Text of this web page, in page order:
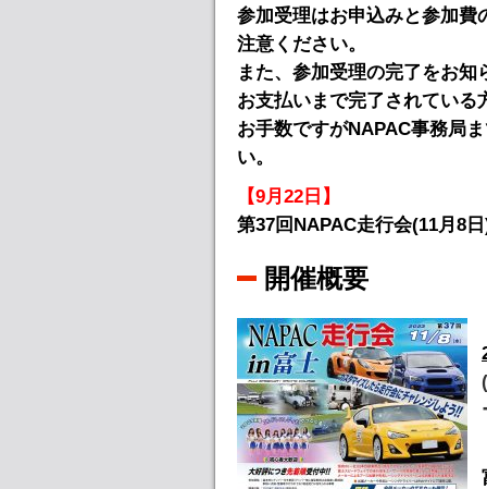
参加受理はお申込みと参加費
注意ください。
また、参加受理の完了をお
お支払いまで完了されている
お手数ですがNAPAC事務局
い。
【9月22日】
第37回NAPAC走行会(11月8
開催概要